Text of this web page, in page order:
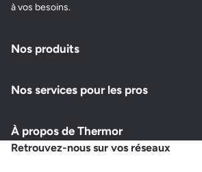
à vos besoins.
Nos produits
Nos services pour les pros
À propos de Thermor
Retrouvez-nous sur vos réseaux